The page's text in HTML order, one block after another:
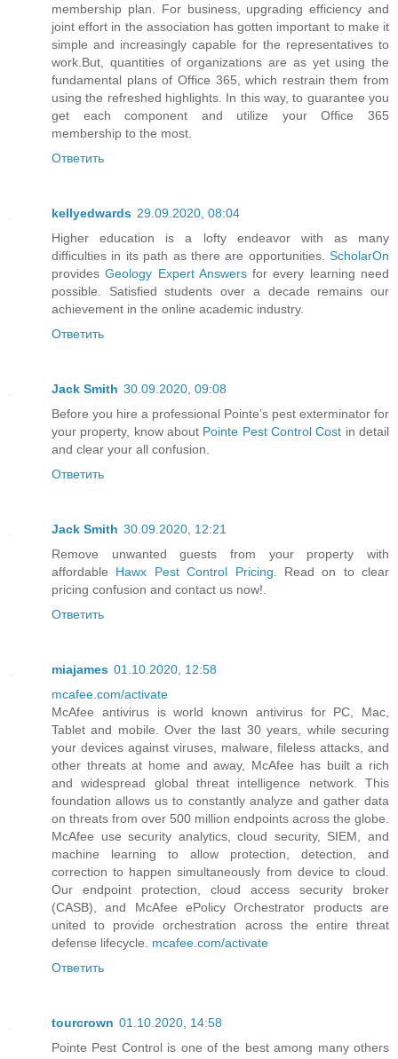
membership plan. For business, upgrading efficiency and
joint effort in the association has gotten important to make it
simple and increasingly capable for the representatives to
work.But, quantities of organizations are as yet using the
fundamental plans of Office 365, which restrain them from
using the refreshed highlights. In this way, to guarantee you
get each component and utilize your Office 365
membership to the most.
Ответить
kellyedwards 29.09.2020, 08:04
Higher education is a lofty endeavor with as many
difficulties in its path as there are opportunities. ScholarOn
providesGeology Expert Answersfor every learning need
possible. Satisfied students over a decade remains our
achievement in the online academic industry.
Ответить
Jack Smith 30.09.2020, 09:08
Before you hire a professional Pointe’s pest exterminator for
your property, know about Pointe Pest Control Cost in detail
and clear your all confusion.
Ответить
Jack Smith 30.09.2020, 12:21
Remove unwanted guests from your property with
affordable Hawx Pest Control Pricing. Read on to clear
pricing confusion and contact us now!.
Ответить
miajames 01.10.2020, 12:58
mcafee.com/activate
McAfee antivirus is world known antivirus for PC, Mac,
Tablet and mobile. Over the last 30 years, while securing
your devices against viruses, malware, fileless attacks, and
other threats at home and away, McAfee has built a rich
and widespread global threat intelligence network. This
foundation allows us to constantly analyze and gather data
on threats from over 500 million endpoints across the globe.
McAfee use security analytics, cloud security, SIEM, and
machine learning to allow protection, detection, and
correction to happen simultaneously from device to cloud.
Our endpoint protection, cloud access security broker
(CASB), and McAfee ePolicy Orchestrator products are
united to provide orchestration across the entire threat
defense lifecycle. mcafee.com/activate
Ответить
tourcrown 01.10.2020, 14:58
Pointe Pest Control is one of the best among many others